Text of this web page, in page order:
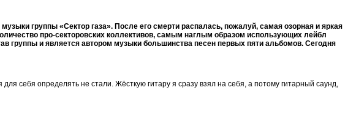
группы «Сектор газа». После его смерти распалась, пожалуй, самая озорная и яркая
про-секторовских коллективов, самым наглым образом использующих лейбл
группы и является автором музыки большинства песен первых пяти альбомов. Сегодня
себя определять не стали. Жёсткую гитару я сразу взял на себя, а потому гитарный саунд,